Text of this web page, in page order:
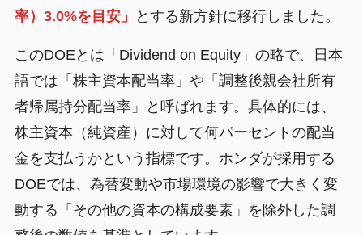
率）3.0%を目安」
とする新方針に移行しました。
このDOEとは「Dividend on Equity」の略で、日本
語では「株主資本配当率」や「調整後親会社所有
者帰属持分配当率」と呼ばれます。具体的には、
株主資本（純資産）に対して何パーセントの配当
金を支払うかという指標です。ホンダが採用する
DOEでは、為替変動や市場環境の影響で大きく変
動する「その他の資本の構成要素」を除外した調